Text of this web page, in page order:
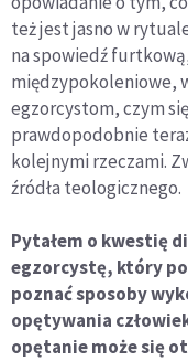
też jest jasno w
na spowiedź
międzypokoleniowe,
egzorcystom, czym
prawdopodobnie
kolejnymi rzeczami.
źródła teologicznego.
Pytałem o kwestię
egzorcystę, który
poznać sposoby
opętywania
opętanie może się